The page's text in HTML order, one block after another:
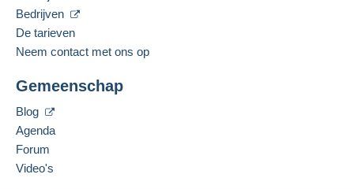
leveringsinformatie, moet u lid zijn
Gesproken talen:
Frans,
Adres van de onderneming:
Alt-Moabit 98
10559
Deze verkoper toevoegen aan mijn favorieten
Bedrijven
De tarieven
Neem contact met ons op
Gemeenschap
Blog
Agenda
Forum
Video's